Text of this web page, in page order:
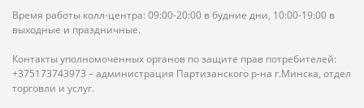
Время работы колл-центра: 09:00-20:00 в будние дни, 10:00-19:00 в
выходные и праздничные.
Контакты уполномоченных органов по защите прав потребителей:
+375173743973 – администрация Партизанского р-на г.Минска, отдел
торговли и услуг.